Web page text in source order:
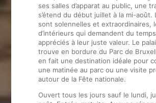
ses salles d’apparat au public, une
s’étend du début juillet à la mi-août.
sont solennelles et extraordinaires,
d’intérieurs qui demandent du
appréciés à leur juste valeur. Le
trouve en bordure du Parc de
en fait une destination idéale pour
une matinée au parc ou une visite
autour de la Fête nationale.
Ouvert tous les jours sauf le lundi,